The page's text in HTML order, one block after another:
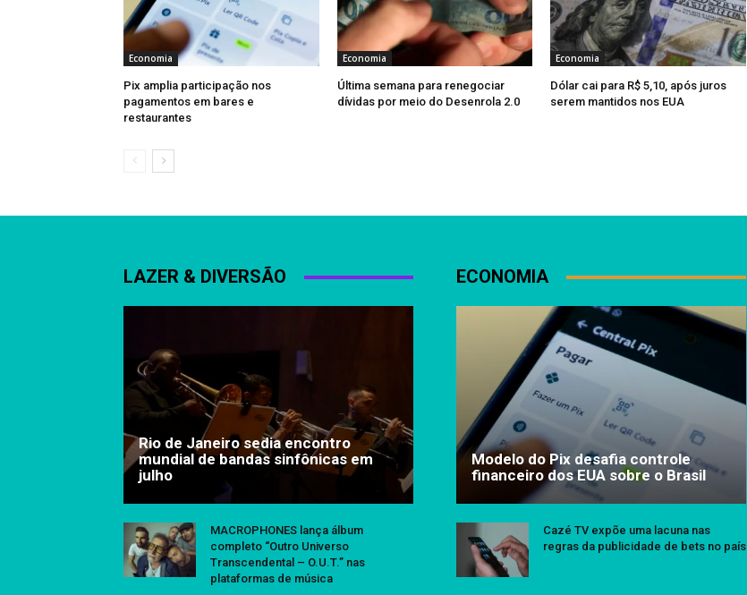
Economia
Pix amplia participação nos
pagamentos em bares e
restaurantes
Economia
Última semana para renegociar
dívidas por meio do Desenrola 2.0
Economia
Dólar cai para R$ 5,10, após juros
serem mantidos nos EUA
LAZER & DIVERSÃO
Rio de Janeiro sedia encontro
mundial de bandas sinfônicas em
julho
MACROPHONES lança álbum
completo “Outro Universo
Transcendental – O.U.T.” nas
plataformas de música
ECONOMIA
Modelo do Pix desafia controle
financeiro dos EUA sobre o Brasil
Cazé TV expõe uma lacuna nas
regras da publicidade de bets no país